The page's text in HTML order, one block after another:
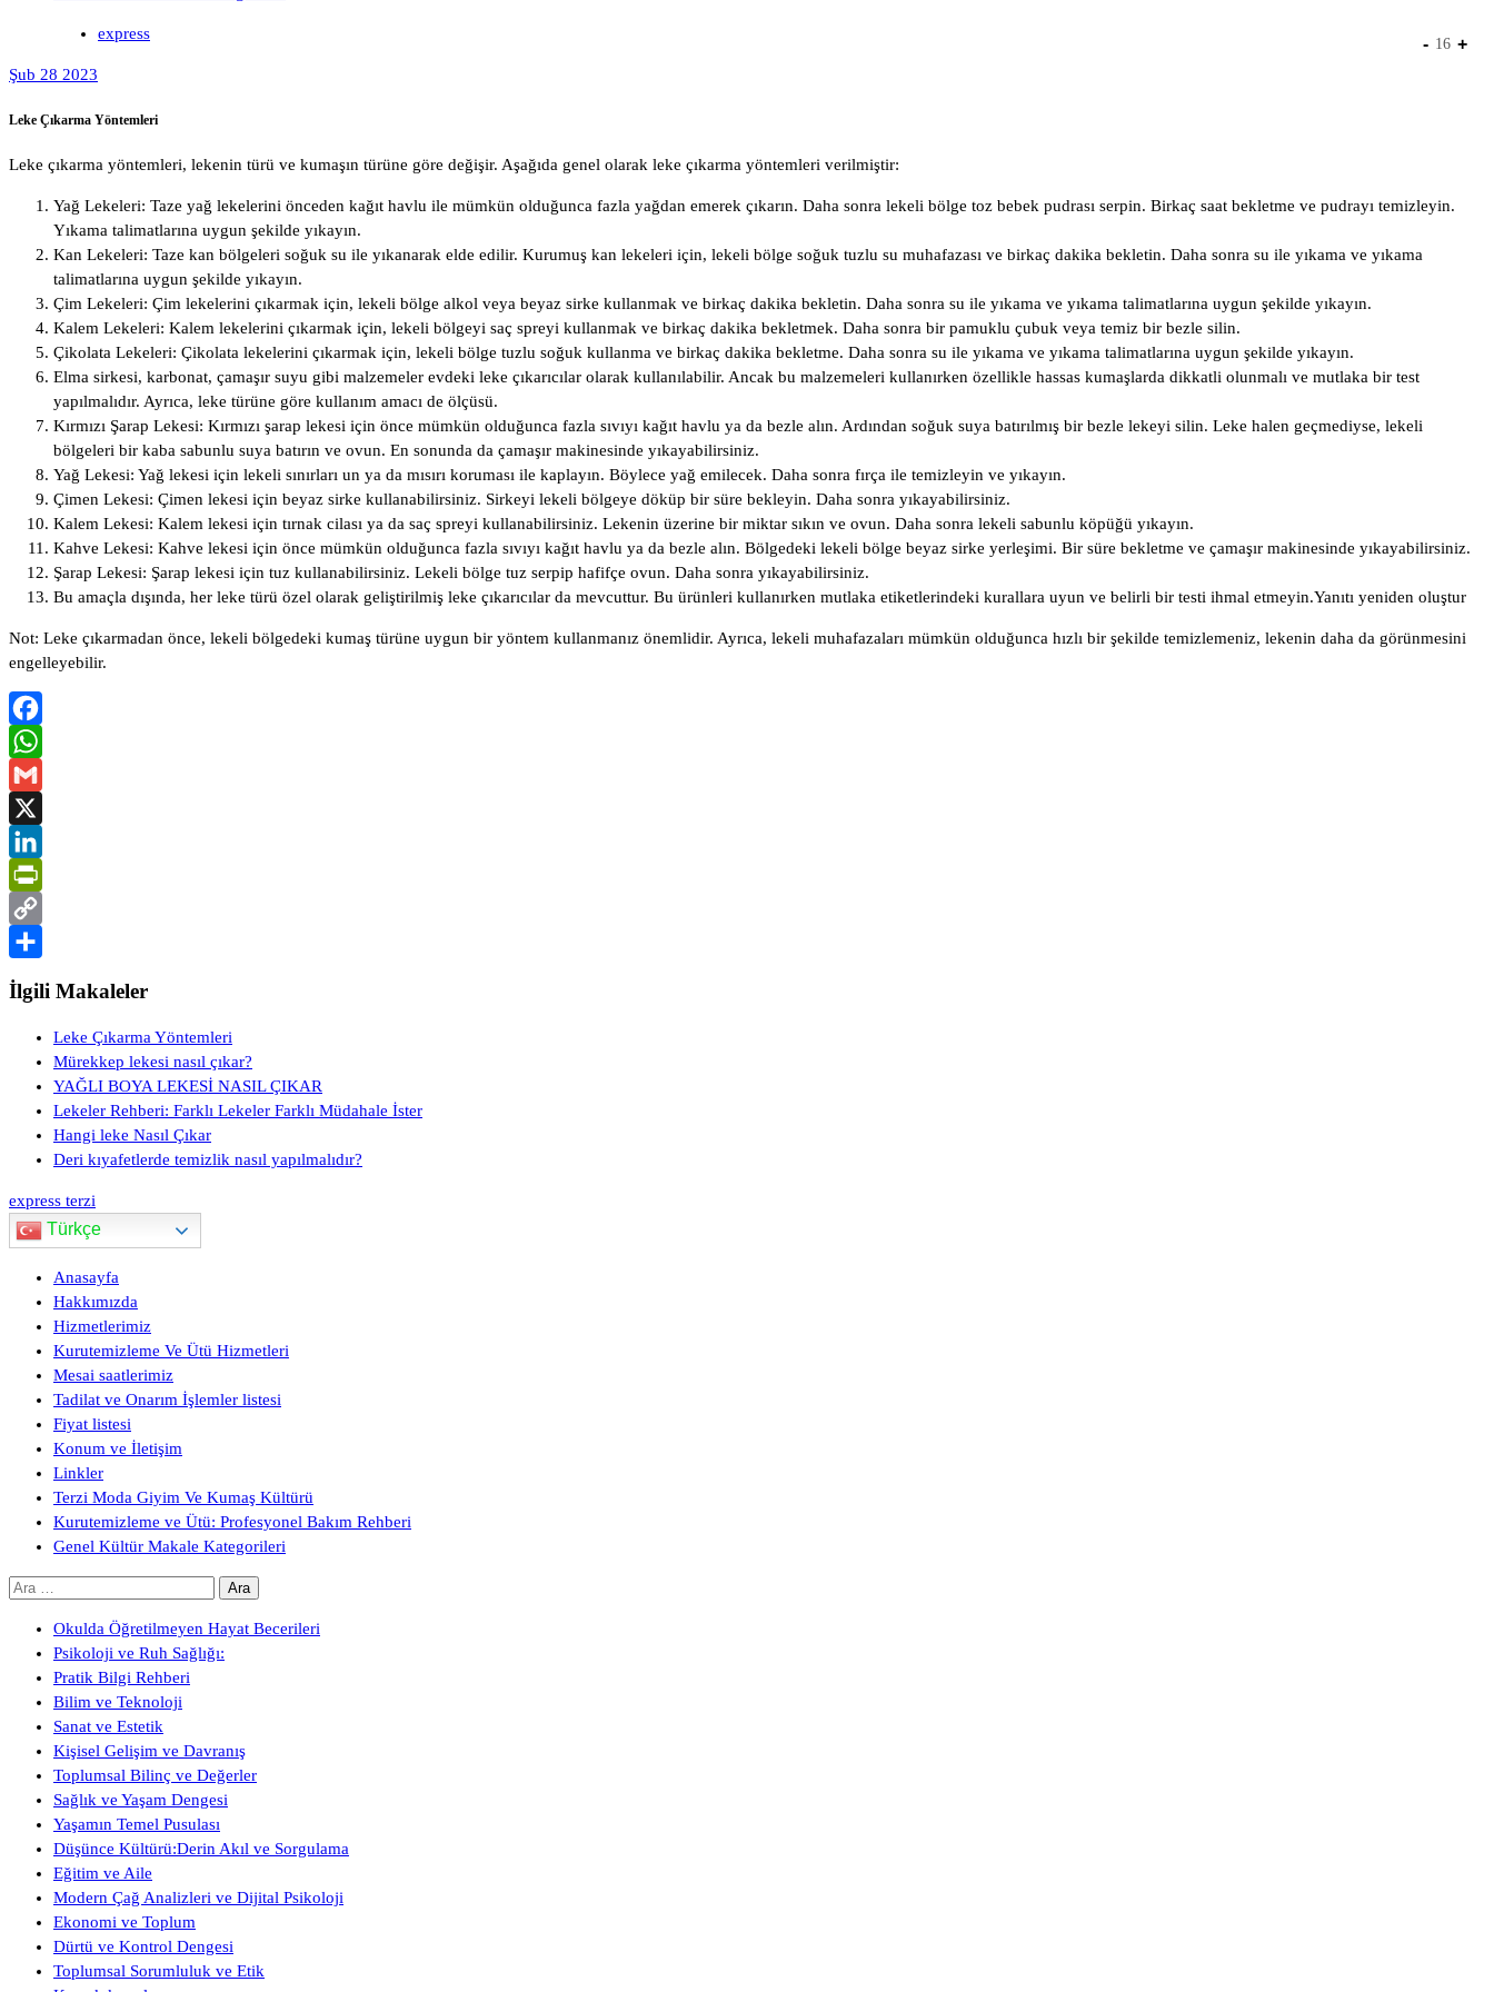
express
Şub 28 2023
Leke Çıkarma Yöntemleri
Leke çıkarma yöntemleri, lekenin türü ve kumaşın türüne göre değişir. Aşağıda genel olarak leke çıkarma yöntemleri verilmiştir:
Yağ Lekeleri: Taze yağ lekelerini önceden kağıt havlu ile mümkün olduğunca fazla yağdan emerek çıkarın. Daha sonra lekeli bölge toz bebek pudrası serpin. Birkaç saat bekletme ve pudrayı temizleyin.
Yıkama talimatlarına uygun şekilde yıkayın.
Kan Lekeleri: Taze kan bölgeleri soğuk su ile yıkanarak elde edilir. Kurumuş kan lekeleri için, lekeli bölge soğuk tuzlu su muhafazası ve birkaç dakika bekletin. Daha sonra su ile yıkama ve yıkama
talimatlarına uygun şekilde yıkayın.
Çim Lekeleri: Çim lekelerini çıkarmak için, lekeli bölge alkol veya beyaz sirke kullanmak ve birkaç dakika bekletin. Daha sonra su ile yıkama ve yıkama talimatlarına uygun şekilde yıkayın.
Kalem Lekeleri: Kalem lekelerini çıkarmak için, lekeli bölgeyi saç spreyi kullanmak ve birkaç dakika bekletmek. Daha sonra bir pamuklu çubuk veya temiz bir bezle silin.
Çikolata Lekeleri: Çikolata lekelerini çıkarmak için, lekeli bölge tuzlu soğuk kullanma ve birkaç dakika bekletme. Daha sonra su ile yıkama ve yıkama talimatlarına uygun şekilde yıkayın.
Elma sirkesi, karbonat, çamaşır suyu gibi malzemeler evdeki leke çıkarıcılar olarak kullanılabilir. Ancak bu malzemeleri kullanırken özellikle hassas kumaşlarda dikkatli olunmalı ve mutlaka bir test
yapılmalıdır. Ayrıca, leke türüne göre kullanım amacı de ölçüsü.
Kırmızı Şarap Lekesi: Kırmızı şarap lekesi için önce mümkün olduğunca fazla sıvıyı kağıt havlu ya da bezle alın. Ardından soğuk suya batırılmış bir bezle lekeyi silin. Leke halen geçmediyse, lekeli
bölgeleri bir kaba sabunlu suya batırın ve ovun. En sonunda da çamaşır makinesinde yıkayabilirsiniz.
Yağ Lekesi: Yağ lekesi için lekeli sınırları un ya da mısırı koruması ile kaplayın. Böylece yağ emilecek. Daha sonra fırça ile temizleyin ve yıkayın.
Çimen Lekesi: Çimen lekesi için beyaz sirke kullanabilirsiniz. Sirkeyi lekeli bölgeye döküp bir süre bekleyin. Daha sonra yıkayabilirsiniz.
Kalem Lekesi: Kalem lekesi için tırnak cilası ya da saç spreyi kullanabilirsiniz. Lekenin üzerine bir miktar sıkın ve ovun. Daha sonra lekeli sabunlu köpüğü yıkayın.
Kahve Lekesi: Kahve lekesi için önce mümkün olduğunca fazla sıvıyı kağıt havlu ya da bezle alın. Bölgedeki lekeli bölge beyaz sirke yerleşimi. Bir süre bekletme ve çamaşır makinesinde yıkayabilirsiniz.
Şarap Lekesi: Şarap lekesi için tuz kullanabilirsiniz. Lekeli bölge tuz serpip hafifçe ovun. Daha sonra yıkayabilirsiniz.
Bu amaçla dışında, her leke türü özel olarak geliştirilmiş leke çıkarıcılar da mevcuttur. Bu ürünleri kullanırken mutlaka etiketlerindeki kurallara uyun ve belirli bir testi ihmal etmeyin.Yanıtı yeniden oluştur
Not: Leke çıkarmadan önce, lekeli bölgedeki kumaş türüne uygun bir yöntem kullanmanız önemlidir. Ayrıca, lekeli muhafazaları mümkün olduğunca hızlı bir şekilde temizlemeniz, lekenin daha da görünmesini
engelleyebilir.
Facebook
WhatsApp
Gmail
X
LinkedIn
PrintFriendly
Copy
Link
Share
İlgili Makaleler
Leke Çıkarma Yöntemleri
Mürekkep lekesi nasıl çıkar?
YAĞLI BOYA LEKESİ NASIL ÇIKAR
Lekeler Rehberi: Farklı Lekeler Farklı Müdahale İster
Hangi leke Nasıl Çıkar
Deri kıyafetlerde temizlik nasıl yapılmalıdır?
express terzi
- 16 +
Türkçe
Anasayfa
Hakkımızda
Hizmetlerimiz
Kurutemizleme Ve Ütü Hizmetleri
Mesai saatlerimiz
Tadilat ve Onarım İşlemler listesi
Fiyat listesi
Konum ve İletişim
Linkler
Terzi Moda Giyim Ve Kumaş Kültürü
Kurutemizleme ve Ütü: Profesyonel Bakım Rehberi
Genel Kültür Makale Kategorileri
Arama:
Okulda Öğretilmeyen Hayat Becerileri
Psikoloji ve Ruh Sağlığı:
Pratik Bilgi Rehberi
Bilim ve Teknoloji
Sanat ve Estetik
Kişisel Gelişim ve Davranış
Toplumsal Bilinç ve Değerler
Sağlık ve Yaşam Dengesi
Yaşamın Temel Pusulası
Düşünce Kültürü:Derin Akıl ve Sorgulama
Eğitim ve Aile
Modern Çağ Analizleri ve Dijital Psikoloji
Ekonomi ve Toplum
Dürtü ve Kontrol Dengesi
Toplumsal Sorumluluk ve Etik